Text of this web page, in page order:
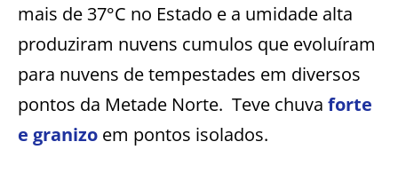
mais de 37°C no Estado e a umidade alta
produziram nuvens cumulos que evoluíram
para nuvens de tempestades em diversos
pontos da Metade Norte. Teve chuva forte
e granizo em pontos isolados.